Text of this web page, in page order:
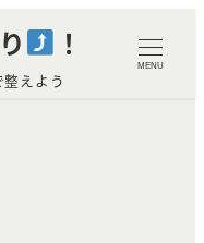
！
えよう
MENU